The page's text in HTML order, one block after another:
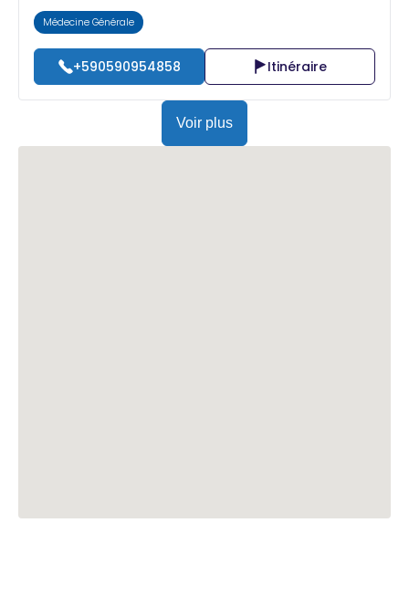
Médecine Générale
+590590954858 Itinéraire
Voir plus